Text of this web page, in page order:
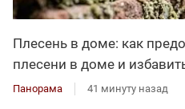
Плесень в доме: как
плесени в доме и
Панорама 41 минуту назад